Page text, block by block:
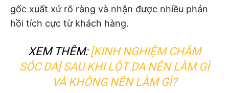
gốc xuất xứ rõ ràng và nhận được nhiều phản
hồi tích cực từ khách hàng.
XEM THÊM: [KINH NGHIỆM CHĂM
SÓC DA] SAU KHI LỘT DA NÊN LÀM GÌ
VÀ KHÔNG NÊN LÀM GÌ?